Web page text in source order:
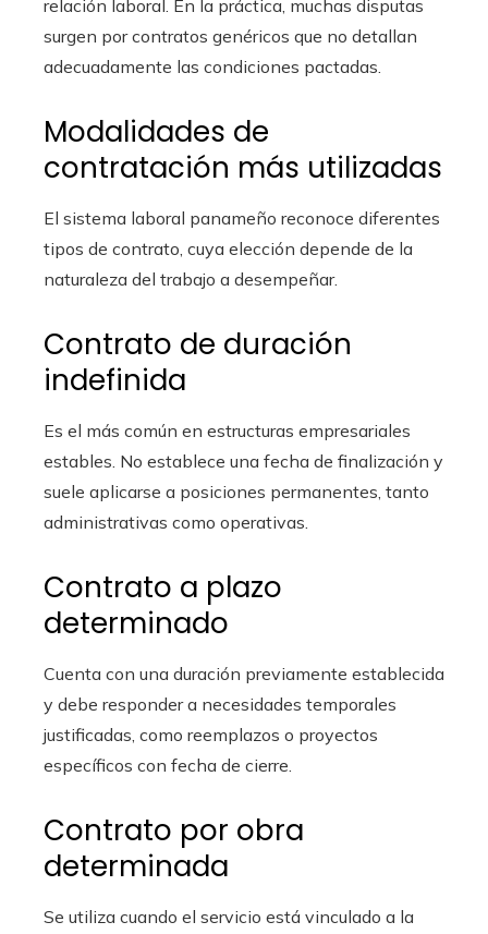
relación laboral. En la práctica, muchas disputas
surgen por contratos genéricos que no detallan
adecuadamente las condiciones pactadas.
Modalidades de
contratación más utilizadas
El sistema laboral panameño reconoce diferentes
tipos de contrato, cuya elección depende de la
naturaleza del trabajo a desempeñar.
Contrato de duración
indefinida
Es el más común en estructuras empresariales
estables. No establece una fecha de finalización y
suele aplicarse a posiciones permanentes, tanto
administrativas como operativas.
Contrato a plazo
determinado
Cuenta con una duración previamente establecida
y debe responder a necesidades temporales
justificadas, como reemplazos o proyectos
específicos con fecha de cierre.
Contrato por obra
determinada
Se utiliza cuando el servicio está vinculado a la